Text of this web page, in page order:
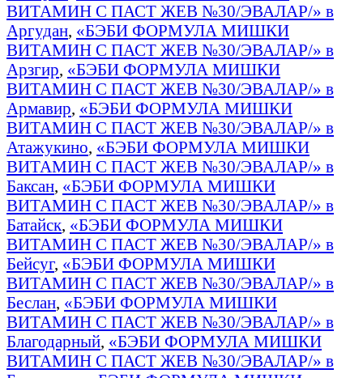
ВИТАМИН С ПАСТ ЖЕВ №30/ЭВАЛАР/» в
Аргудан, «БЭБИ ФОРМУЛА МИШКИ
ВИТАМИН С ПАСТ ЖЕВ №30/ЭВАЛАР/» в
Арзгир, «БЭБИ ФОРМУЛА МИШКИ
ВИТАМИН С ПАСТ ЖЕВ №30/ЭВАЛАР/» в
Армавир, «БЭБИ ФОРМУЛА МИШКИ
ВИТАМИН С ПАСТ ЖЕВ №30/ЭВАЛАР/» в
Атажукино, «БЭБИ ФОРМУЛА МИШКИ
ВИТАМИН С ПАСТ ЖЕВ №30/ЭВАЛАР/» в
Баксан, «БЭБИ ФОРМУЛА МИШКИ
ВИТАМИН С ПАСТ ЖЕВ №30/ЭВАЛАР/» в
Батайск, «БЭБИ ФОРМУЛА МИШКИ
ВИТАМИН С ПАСТ ЖЕВ №30/ЭВАЛАР/» в
Бейсуг, «БЭБИ ФОРМУЛА МИШКИ
ВИТАМИН С ПАСТ ЖЕВ №30/ЭВАЛАР/» в
Беслан, «БЭБИ ФОРМУЛА МИШКИ
ВИТАМИН С ПАСТ ЖЕВ №30/ЭВАЛАР/» в
Благодарный, «БЭБИ ФОРМУЛА МИШКИ
ВИТАМИН С ПАСТ ЖЕВ №30/ЭВАЛАР/» в